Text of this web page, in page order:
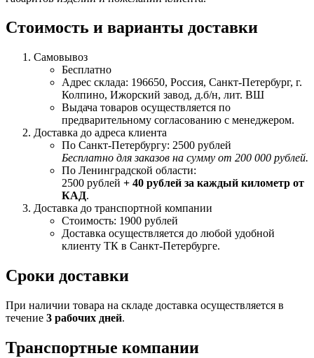
Стоимость и варианты доставки
Самовывоз
Бесплатно
Адрес склада: 196650, Россия, Санкт-Петербург, г.
Колпино, Ижорский завод, д.б/н, лит. ВШ
Выдача товаров осуществляется по
предварительному согласованию с менеджером.
Доставка до адреса клиента
По Санкт-Петербургу: 2500 рублей
Бесплатно для заказов на сумму от 200 000 рублей.
По Ленинградской области:
2500 рублей + 40 рублей за каждый километр от
КАД.
Доставка до транспортной компании
Стоимость: 1900 рублей
Доставка осуществляется до любой удобной
клиенту ТК в Санкт-Петербурге.
Сроки доставки
При наличии товара на складе доставка осуществляется в
течение 3 рабочих дней.
Транспортные компании